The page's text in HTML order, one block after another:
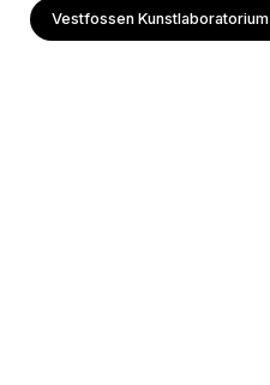
Vestfossen Kunstlaboratorium